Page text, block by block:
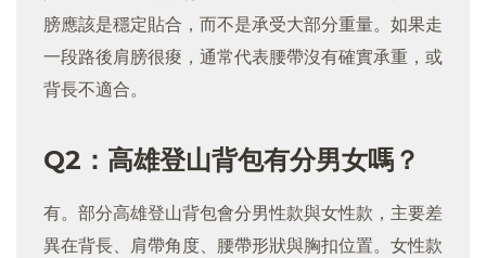
膀應該是穩定貼合，而不是承受大部分重量。如果走
一段路後肩膀很痠，通常代表腰帶沒有確實承重，或
背長不適合。
Q2：高雄登山背包有分男女嗎？
有。部分高雄登山背包會分男性款與女性款，主要差
異在背長、肩帶角度、腰帶形狀與胸扣位置。女性款